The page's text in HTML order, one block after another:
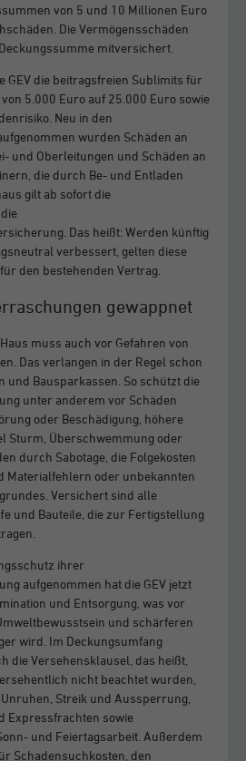
von 5 und 10 Millionen Euro
Die Vermögensschäden
mitversichert.
GEV die beitragsfreien Sublimits für
5.000 Euro auf 25.000 Euro sowie
Neu in den
wurden Schäden an
und Oberleitungen und Schäden an
die durch Be- und Entladen
gilt ab sofort die
Das heißt: Werden künftig
verbessert, gelten diese
den bestehenden Vertrag.
gewappnet
muss auch vor Gefahren von
Das verlangen in der Regel schon
und Bausparkassen. So schützt die
unter anderem vor Schäden
oder Beschädigung, höhere
Sturm, Überschwemmung oder
durch Sabotage, die Folgekosten
Materialfehlern oder unbekannten
Versichert sind alle
und Bauteile, die zur Fertigstellung
ihrer
aufgenommen hat die GEV jetzt
und Entsorgung, was vor
und schärferen
wird. Im Deckungsumfang
die Versehensklausel, das heißt,
nicht beachtet wurden,
Streik und Aussperrung,
Expressfrachten sowie
und Feiertagsarbeit. Außerdem
Schadensuchkosten, den